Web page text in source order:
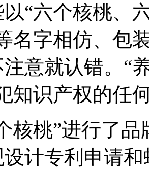
“六个核桃、
字相仿、包
意就认错。“
知识产权的任
核桃”进行了
计专利申请